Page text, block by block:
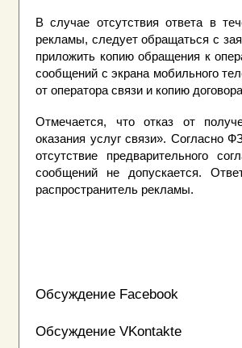
В случае отсутствия ответа в
рекламы, следует обращаться с
приложить копию обращения к
сообщений с экрана мобильного
от оператора связи и копию
Отмечается, что отказ от
оказания услуг связи». Согласно
отсутствие предварительного
сообщений не допускается.
распространитель рекламы.
Обсуждение Facebook
Обсуждение VKontakte